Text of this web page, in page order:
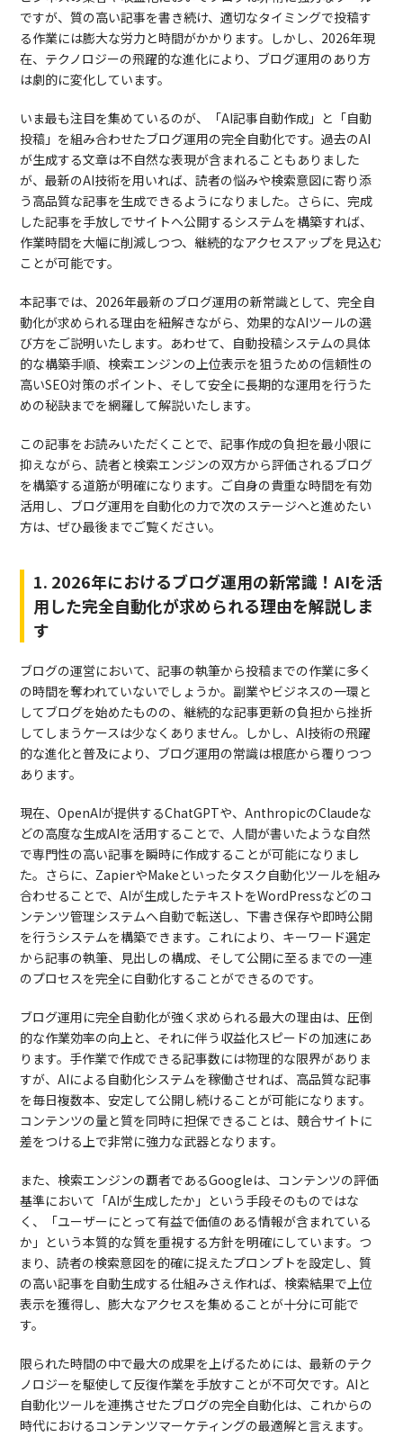
ですが、質の高い記事を書き続け、適切なタイミングで投稿す
る作業には膨大な労力と時間がかかります。しかし、2026年現
在、テクノロジーの飛躍的な進化により、ブログ運用のあり方
は劇的に変化しています。
いま最も注目を集めているのが、「AI記事自動作成」と「自動
投稿」を組み合わせたブログ運用の完全自動化です。過去のAI
が生成する文章は不自然な表現が含まれることもありました
が、最新のAI技術を用いれば、読者の悩みや検索意図に寄り添
う高品質な記事を生成できるようになりました。さらに、完成
した記事を手放しでサイトへ公開するシステムを構築すれば、
作業時間を大幅に削減しつつ、継続的なアクセスアップを見込む
ことが可能です。
本記事では、2026年最新のブログ運用の新常識として、完全自
動化が求められる理由を紐解きながら、効果的なAIツールの選
び方をご説明いたします。あわせて、自動投稿システムの具体
的な構築手順、検索エンジンの上位表示を狙うための信頼性の
高いSEO対策のポイント、そして安全に長期的な運用を行うた
めの秘訣までを網羅して解説いたします。
この記事をお読みいただくことで、記事作成の負担を最小限に
抑えながら、読者と検索エンジンの双方から評価されるブログ
を構築する道筋が明確になります。ご自身の貴重な時間を有効
活用し、ブログ運用を自動化の力で次のステージへと進めたい
方は、ぜひ最後までご覧ください。
1. 2026年におけるブログ運用の新常識！AIを活
用した完全自動化が求められる理由を解説しま
す
ブログの運営において、記事の執筆から投稿までの作業に多く
の時間を奪われていないでしょうか。副業やビジネスの一環と
してブログを始めたものの、継続的な記事更新の負担から挫折
してしまうケースは少なくありません。しかし、AI技術の飛躍
的な進化と普及により、ブログ運用の常識は根底から覆りつつ
あります。
現在、OpenAIが提供するChatGPTや、AnthropicのClaudeな
どの高度な生成AIを活用することで、人間が書いたような自然
で専門性の高い記事を瞬時に作成することが可能になりまし
た。さらに、ZapierやMakeといったタスク自動化ツールを組み
合わせることで、AIが生成したテキストをWordPressなどのコ
ンテンツ管理システムへ自動で転送し、下書き保存や即時公開
を行うシステムを構築できます。これにより、キーワード選定
から記事の執筆、見出しの構成、そして公開に至るまでの一連
のプロセスを完全に自動化することができるのです。
ブログ運用に完全自動化が強く求められる最大の理由は、圧倒
的な作業効率の向上と、それに伴う収益化スピードの加速にあ
ります。手作業で作成できる記事数には物理的な限界がありま
すが、AIによる自動化システムを稼働させれば、高品質な記事
を毎日複数本、安定して公開し続けることが可能になります。
コンテンツの量と質を同時に担保できることは、競合サイトに
差をつける上で非常に強力な武器となります。
また、検索エンジンの覇者であるGoogleは、コンテンツの評価
基準において「AIが生成したか」という手段そのものではな
く、「ユーザーにとって有益で価値のある情報が含まれている
か」という本質的な質を重視する方針を明確にしています。つ
まり、読者の検索意図を的確に捉えたプロンプトを設定し、質
の高い記事を自動生成する仕組みさえ作れば、検索結果で上位
表示を獲得し、膨大なアクセスを集めることが十分に可能で
す。
限られた時間の中で最大の成果を上げるためには、最新のテク
ノロジーを駆使して反復作業を手放すことが不可欠です。AIと
自動化ツールを連携させたブログの完全自動化は、これからの
時代におけるコンテンツマーケティングの最適解と言えます。